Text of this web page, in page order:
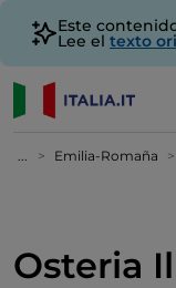
Este
Lee el texto
... Emilia-Romaña
Osteria